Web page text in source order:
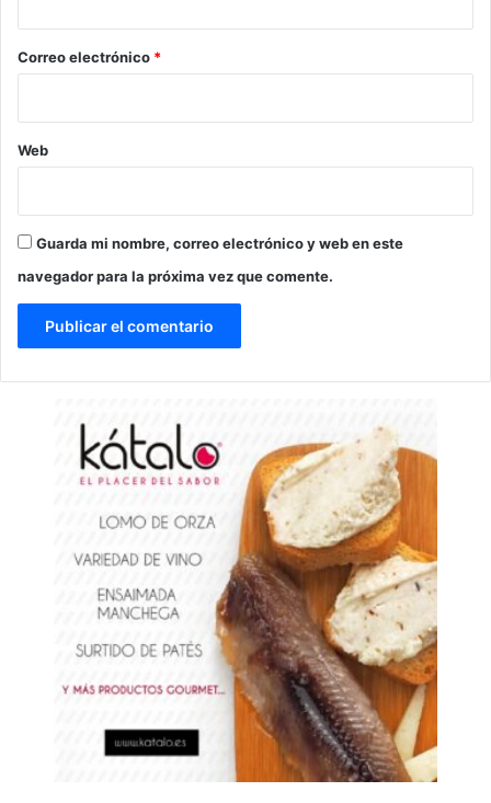
*
Correo electrónico *
Web
Guarda mi nombre, correo electrónico y web en este
navegador para la próxima vez que comente.